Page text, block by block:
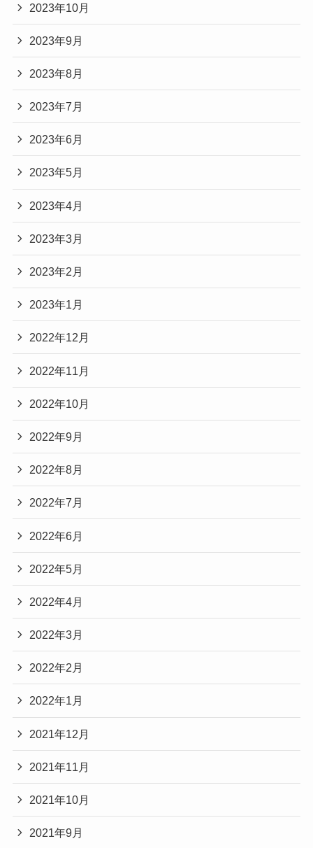
2023年10月
2023年9月
2023年8月
2023年7月
2023年6月
2023年5月
2023年4月
2023年3月
2023年2月
2023年1月
2022年12月
2022年11月
2022年10月
2022年9月
2022年8月
2022年7月
2022年6月
2022年5月
2022年4月
2022年3月
2022年2月
2022年1月
2021年12月
2021年11月
2021年10月
2021年9月